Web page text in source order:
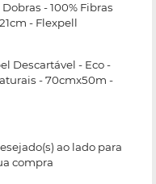
- 100% Fibras
- Flexpell
Descartável - Eco -
- 70cmx50m -
ao lado para
compra